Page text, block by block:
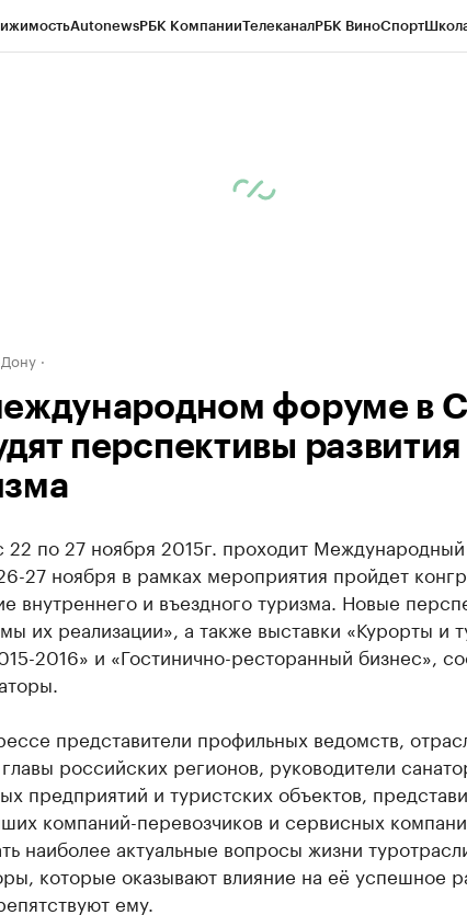
AutonewsРБК КомпанииТелеканалРБК ВиноСпорт
форуме в
перспективы развития
22 по 27 ноября 2015г. проходит Международный
27 ноября в рамках мероприятия пройдет
внутреннего и въездного туризма. Новые
их реализации», а также выставки «Курорты и
2016» и «Гостинично-ресторанный бизнес»,
представители профильных ведомств,
российских регионов, руководители
предприятий и туристских объектов,
компаний-перевозчиков и сервисных
наиболее актуальные вопросы жизни
которые оказывают влияние на её успешное
ему.